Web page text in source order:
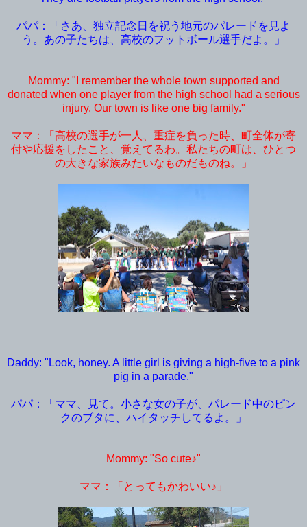
パパ：「さあ、独立記念日を祝う地元のパレードを見よ
う。あの子たちは、高校のフットボール選手だよ。」
Mommy: "I remember the whole town supported and
donated when one player from the high school had a serious
injury. Our town is like one big family."
ママ：「高校の選手が一人、重症を負った時、町全体が寄
付や応援をしたこと、覚えてるわ。私たちの町は、ひとつ
の大きな家族みたいなものだものね。」
Daddy: "Look, honey. A little girl is giving a high-five to a pink
pig in a parade."
パパ：「ママ、見て。小さな女の子が、パレード中のピン
クのブタに、ハイタッチしてるよ。」
Mommy: "So cute♪"
ママ：「とってもかわいい♪」